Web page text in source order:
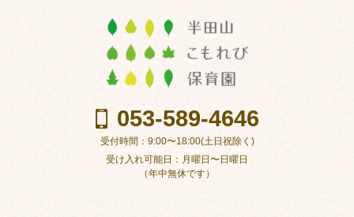
053-589-4646
受付時間：9:00〜18:00(土日祝除く)
受け入れ可能日：月曜日〜日曜日
（年中無休です）